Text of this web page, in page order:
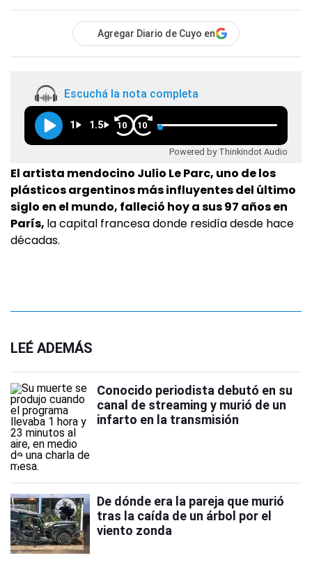
Agregar Diario de Cuyo en
Escuchá la nota completa
1 1.5 10 10
Powered by Thinkindot Audio
El artista mendocino Julio Le Parc, uno de los
plásticos argentinos más influyentes del último
siglo en el mundo, falleció hoy a sus 97 años en
París, la capital francesa donde residía desde hace
décadas.
LEÉ ADEMÁS
Conocido periodista debutó en su
canal de streaming y murió de un
infarto en la transmisión
De dónde era la pareja que murió
tras la caída de un árbol por el
viento zonda